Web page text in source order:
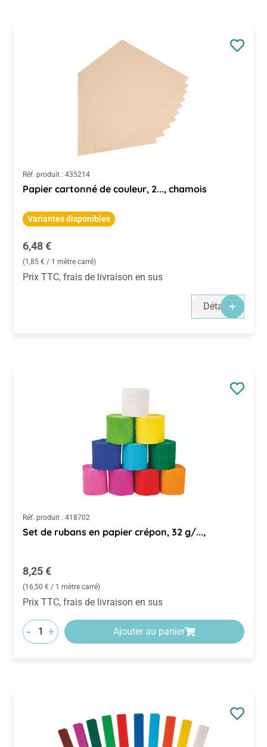
Réf. produit : 435214
Papier cartonné de couleur, 2..., chamois
Variantes disponibles
Prix régulier :
6,48 €
(1,85 € / 1 mètre carré)
Prix TTC, frais de livraison en sus
Détails
Réf. produit : 418702
Set de rubans en papier crépon, 32 g/...,
Prix régulier :
8,25 €
(16,50 € / 1 mètre carré)
Prix TTC, frais de livraison en sus
- + Ajouter au panier